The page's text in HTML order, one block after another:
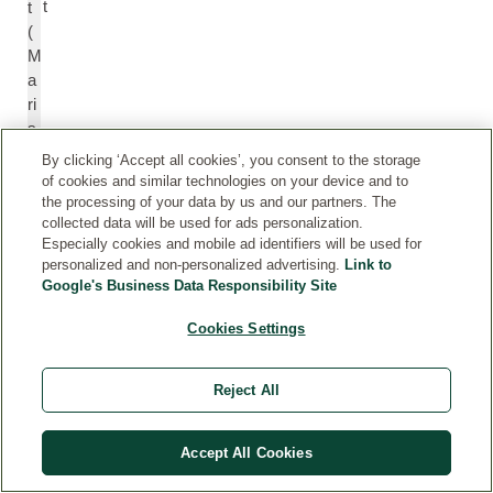
t
(
M
a
ri
s
t
O
le
si
oł
a
By clicking ‘Accept all cookies’, you consent to the storage
of cookies and similar technologies on your device and to
the processing of your data by us and our partners. The
collected data will be used for ads personalization.
Especially cookies and mobile ad identifiers will be used for
personalized and non-personalized advertising. Link to
Google's Business Data Responsibility Site
Cookies Settings
Reject All
Accept All Cookies